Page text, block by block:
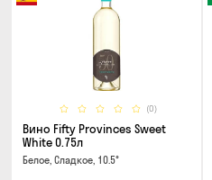
(0)
Вино Fifty Provinces Sweet
White 0.75л
Белое, Сладкое, 10.5°